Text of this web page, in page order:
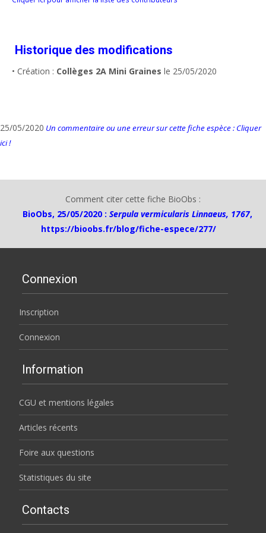
Historique des modifications
• Création : Collèges 2A Mini Graines le 25/05/2020
25/05/2020 Un commentaire ou une erreur sur cette fiche espèce : Cliquer
ici !
Comment citer cette fiche BioObs :
BioObs, 25/05/2020 : Serpula vermicularis Linnaeus, 1767,
https://bioobs.fr/blog/fiche-espece/277/
Connexion
Inscription
Connexion
Information
CGU et mentions légales
Articles récents
Foire aux questions
Statistiques du site
Contacts